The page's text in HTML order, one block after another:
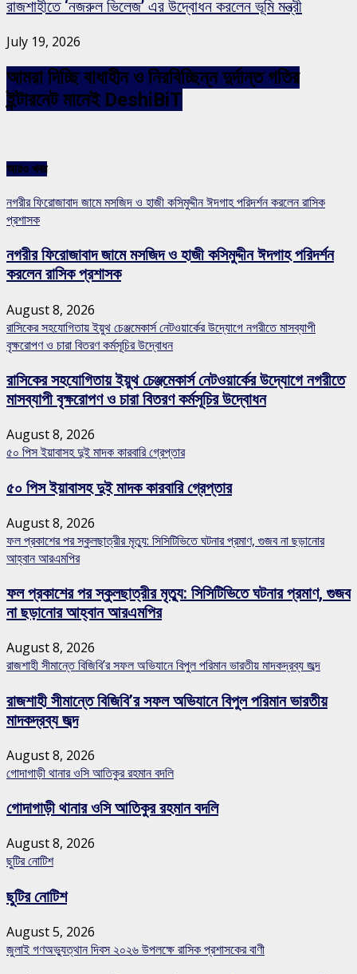
রাজশাহীতে ‘নজরুল ভিলেজ’ এর উদ্বোধন করলেন ভূমি মন্ত্রী
July 19, 2026
আমরা দিচ্ছি বাধাহীন ও নিরবিচ্ছিন্ন দুর্দান্ত গতির
ইন্টারনেট মানেই DeshiBiT
আরও খবর
নগরীর ফিরোজাবাদ জামে মসজিদ ও হাজী কসিমুদ্দীন ঈদগাহ পরিদর্শন করলেন রাসিক
প্রশাসক
নগরীর ফিরোজাবাদ জামে মসজিদ ও হাজী কসিমুদ্দীন ঈদগাহ পরিদর্শন
করলেন রাসিক প্রশাসক
August 8, 2026
রাসিকের সহযোগিতায় ইয়ুথ চেঞ্জমেকার্স নেটওয়ার্কের উদ্যোগে নগরীতে মাসব্যাপী
বৃক্ষরোপণ ও চারা বিতরণ কর্মসূচির উদ্বোধন
রাসিকের সহযোগিতায় ইয়ুথ চেঞ্জমেকার্স নেটওয়ার্কের উদ্যোগে নগরীতে
মাসব্যাপী বৃক্ষরোপণ ও চারা বিতরণ কর্মসূচির উদ্বোধন
August 8, 2026
৫০ পিস ইয়াবাসহ দুই মাদক কারবারি গ্রেপ্তার
৫০ পিস ইয়াবাসহ দুই মাদক কারবারি গ্রেপ্তার
August 8, 2026
ফল প্রকাশের পর স্কুলছাত্রীর মৃত্যু: সিসিটিভিতে ঘটনার প্রমাণ, গুজব না ছড়ানোর
আহ্বান আরএমপির
ফল প্রকাশের পর স্কুলছাত্রীর মৃত্যু: সিসিটিভিতে ঘটনার প্রমাণ, গুজব
না ছড়ানোর আহ্বান আরএমপির
August 8, 2026
রাজশাহী সীমান্তে বিজিবি’র সফল অভিযানে বিপুল পরিমান ভারতীয় মাদকদ্রব্য জব্দ
রাজশাহী সীমান্তে বিজিবি’র সফল অভিযানে বিপুল পরিমান ভারতীয়
মাদকদ্রব্য জব্দ
August 8, 2026
গোদাগাড়ী থানার ওসি আতিকুর রহমান বদলি
গোদাগাড়ী থানার ওসি আতিকুর রহমান বদলি
August 8, 2026
ছুটির নোটিশ
ছুটির নোটিশ
August 5, 2026
জুলাই গণঅভ্যুত্থান দিবস ২০২৬ উপলক্ষে রাসিক প্রশাসকের বাণী